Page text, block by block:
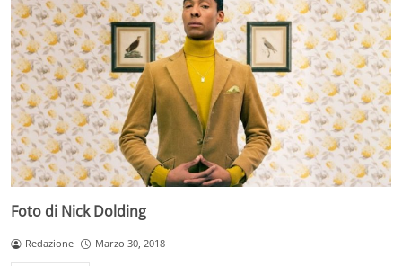
Foto di Nick Dolding
Redazione Marzo 30, 2018